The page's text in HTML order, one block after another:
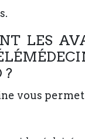
LES
?
vous